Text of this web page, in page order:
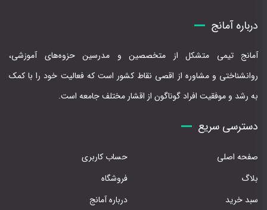
درباره آمانج
آمانج تیمی متشکل از متخصصین و مدرسین حزوه‌های آموزشی،
روانشناختی و مشاوره از اقصی نقاط کشور است که فعالیت خود را با کمک
به رشد و موفقیت افراد گوناگون از اقشار مختلف جامعه است.
دسترسی سریع
صفحه اصلی
حساب کاربری
بلاگ
فروشگاه
سبد خرید
درباره آمانج